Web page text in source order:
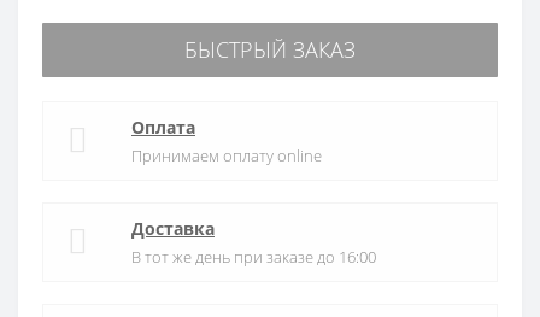
БЫСТРЫЙ ЗАКАЗ
Оплата
Принимаем оплату online
Доставка
В тот же день при заказе до 16:00